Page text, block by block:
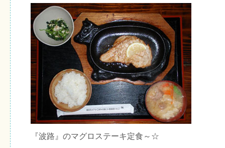
『波路』のマグロステーキ定食～☆